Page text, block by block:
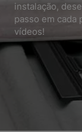
instalação,
passo em cada
vídeos!